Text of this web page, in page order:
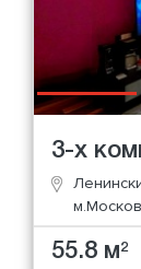
3-х
55.8 м2